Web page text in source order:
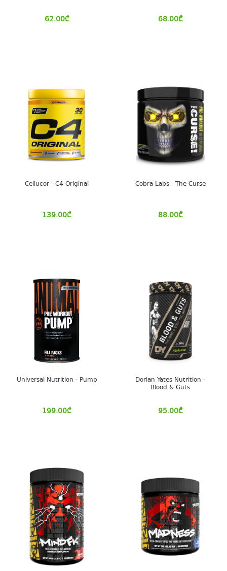
62.00₾ 68.00₾
Cellucor - C4 Original
139.00₾
Cobra Labs - The Curse
88.00₾
Universal Nutrition - Pump
199.00₾
Dorian Yates Nutrition -
Blood & Guts
95.00₾